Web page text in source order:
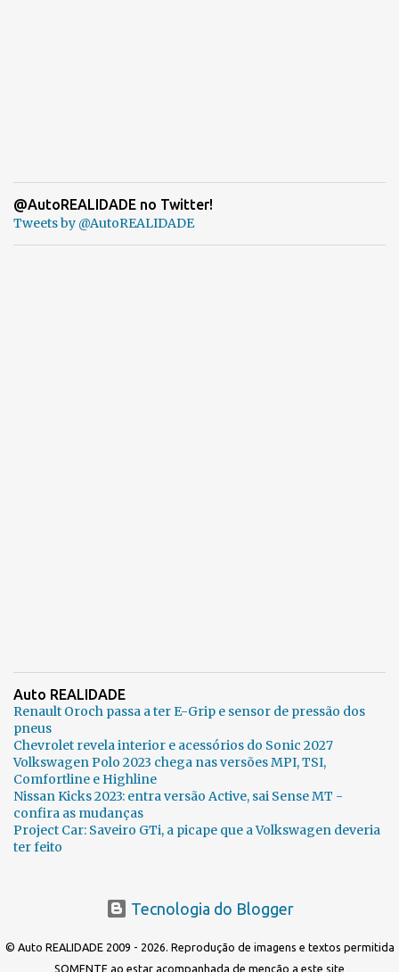
@AutoREALIDADE no Twitter!
Tweets by @AutoREALIDADE
Auto REALIDADE
Renault Oroch passa a ter E-Grip e sensor de pressão dos
pneus
Chevrolet revela interior e acessórios do Sonic 2027
Volkswagen Polo 2023 chega nas versões MPI, TSI,
Comfortline e Highline
Nissan Kicks 2023: entra versão Active, sai Sense MT -
confira as mudanças
Project Car: Saveiro GTi, a picape que a Volkswagen deveria
ter feito
Tecnologia do Blogger
© Auto REALIDADE 2009 - 2026. Reprodução de imagens e textos permitida
SOMENTE ao estar acompanhada de menção a este site